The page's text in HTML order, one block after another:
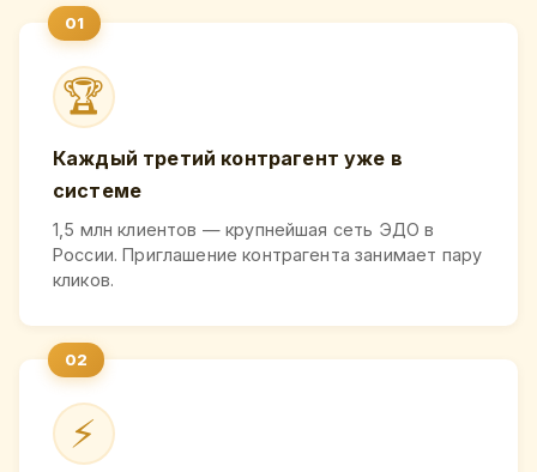
🏆
Каждый третий контрагент уже в
системе
1,5 млн клиентов — крупнейшая сеть ЭДО в
России. Приглашение контрагента занимает пару
кликов.
⚡